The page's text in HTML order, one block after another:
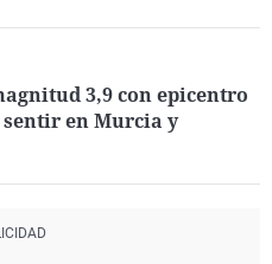
3,9 con epicentro
en Murcia y